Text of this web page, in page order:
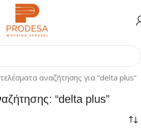
αναζήτησης για “delta plus”
“delta plus”